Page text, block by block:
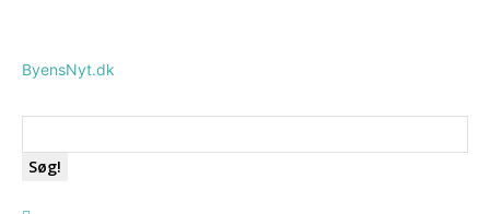
ByensNyt.dk
Søg!